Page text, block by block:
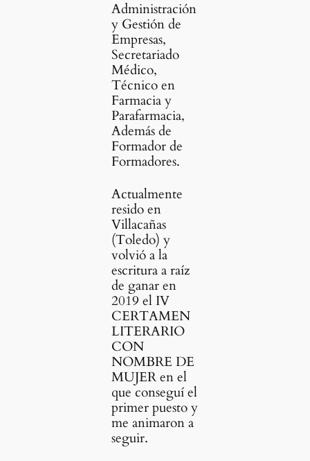
Administración
y Gestión de
Empresas,
Secretariado
Médico,
Técnico en
Farmacia y
Parafarmacia,
Además de
Formador de
Formadores.
Actualmente
resido en
Villacañas
(Toledo) y
volvió a la
escritura a raíz
de ganar en
2019 el IV
CERTAMEN
LITERARIO
CON
NOMBRE DE
MUJER en el
que conseguí el
primer puesto y
me animaron a
seguir.